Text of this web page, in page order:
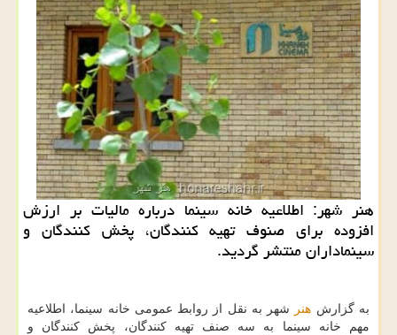
هنر شهر: اطلاعیه خانه سینما درباره مالیات بر ارزش
افزوده برای صنوف تهیه كنندگان، پخش كنندگان و
سینماداران منتشر گردید.
به گزارش هنر
شهر به نقل از روابط عمومی خانه سینما، اطلاعیه
مهم خانه سینما به سه صنف تهیه كنندگان، پخش كنندگان و